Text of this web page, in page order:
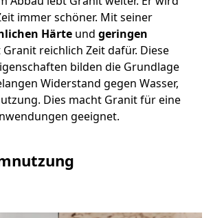
immer schöner. Mit seiner
Härte und geringen
Granit reichlich Zeit dafür. Diese
bilden die Grundlage
Widerstand gegen Wasser,
Dies macht Granit für eine
geeignet.